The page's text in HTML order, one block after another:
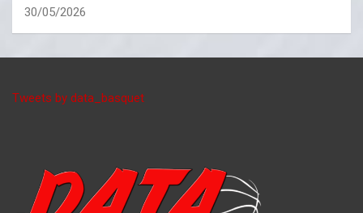
30/05/2026
Tweets by data_basquet